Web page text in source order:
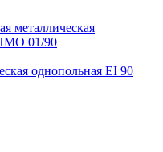
однопольная EI 90